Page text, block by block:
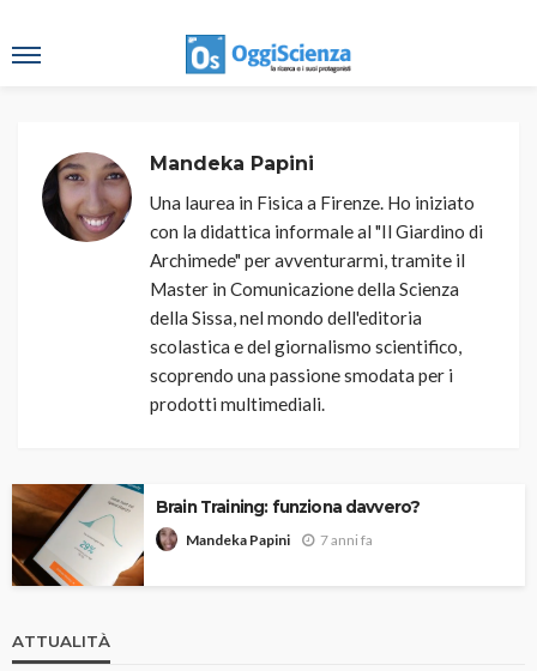
Mandeka Papini
Una laurea in Fisica a Firenze. Ho iniziato
con la didattica informale al "Il Giardino di
Archimede" per avventurarmi, tramite il
Master in Comunicazione della Scienza
della Sissa, nel mondo dell'editoria
scolastica e del giornalismo scientifico,
scoprendo una passione smodata per i
prodotti multimediali.
Brain Training: funziona davvero?
Mandeka Papini 7 anni fa
ATTUALITÀ